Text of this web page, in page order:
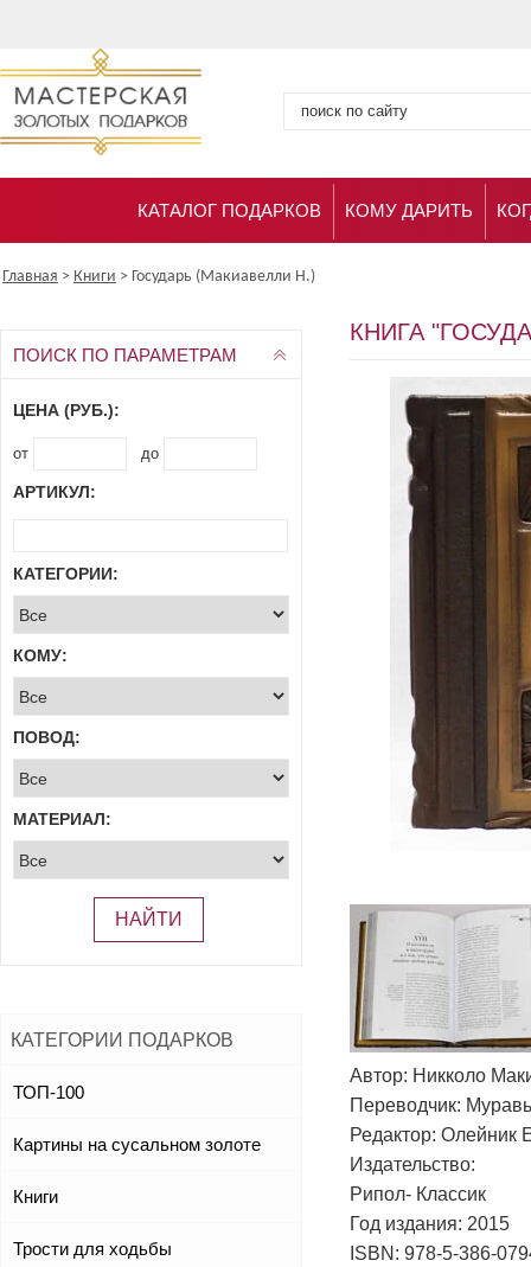
КАТАЛОГ ПОДАРКОВ КОМУ ДАРИТЬ
Главная > Книги > Государь (Макиавелли Н.)
ПОИСК ПО ПАРАМЕТРАМ
ЦЕНА (РУБ.):
от до
АРТИКУЛ:
КАТЕГОРИИ:
КОМУ:
ПОВОД:
МАТЕРИАЛ:
НАЙТИ
КАТЕГОРИИ ПОДАРКОВ
ТОП-100
Картины на сусальном золоте
Книги
Трости для ходьбы
КНИГА
Автор: Никколо
Переводчик:
Редактор: Олейник
Издательство:
Рипол- Классик
Год издания: 2015
ISBN: 978-5-386-